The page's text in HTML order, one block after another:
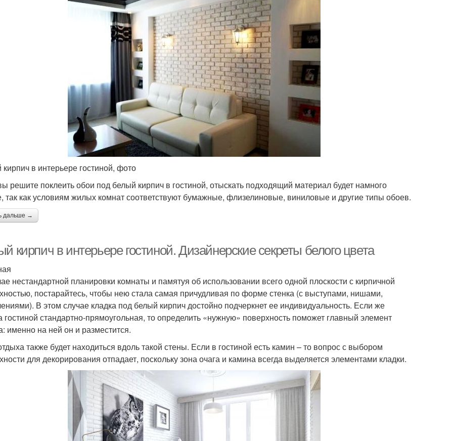
в интерьере гостиной, фото
решите поклеить обои под белый кирпич в гостиной, отыскать подходящий материал будет намного
так как условиям жилых комнат соответствуют бумажные, флизелиновые, виниловые и другие типы обоев.
дальше →
кирпич в интерьере гостиной. Дизайнерские секреты белого цвета
нестандартной планировки комнаты и памятуя об использовании всего одной плоскости с кирпичной
постарайтесь, чтобы нею стала самая причудливая по форме стенка (с выступами, нишами,
В этом случае кладка под белый кирпич достойно подчеркнет ее индивидуальность. Если же
стандартно-прямоугольная, то определить «нужную» поверхность поможет главный элемент
именно на ней он и разместится.
также будет находиться вдоль такой стены. Если в гостиной есть камин – то вопрос с выбором
для декорирования отпадает, поскольку зона очага и камина всегда выделяется элементами кладки.